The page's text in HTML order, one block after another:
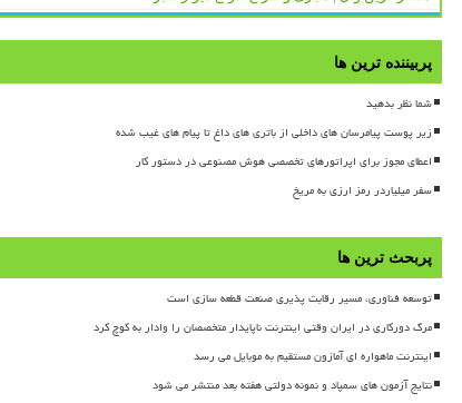
پربیننده ترین ها
شما نظر بدهید
زیر پوست پیامرسان های داخلی از باتری های داغ تا پیام های غیب شده
اعطای مجوز برای اپراتورهای تخصصی هوش مصنوعی در دستور کار
سفر میلیاردر رمز ارزی به مریخ
پربحث ترین ها
توسعه فناوری، مسیر رقابت پذیری صنعت قطعه سازی است
مرگ دورکاری در ایران وقتی اینترنت ناپایدار متخصصان را وادار به کوچ کرد
اینترنت ماهواره ای آمازون مستقیم به موبایل می رسد
نتایج آزمون های سمپاد و نمونه دولتی هفته بعد منتشر می شود